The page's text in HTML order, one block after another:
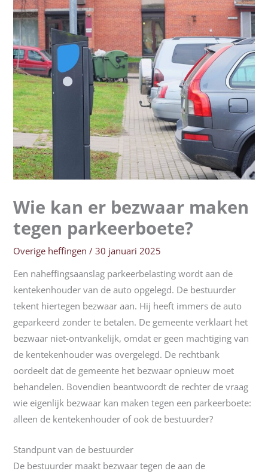
Wie kan er bezwaar maken
tegen parkeerboete?
Overige heffingen /30 januari 2025
Een naheffingsaanslag parkeerbelasting wordt aan de
kentekenhouder van de auto opgelegd. De bestuurder
tekent hiertegen bezwaar aan. Hij heeft immers de auto
geparkeerd zonder te betalen. De gemeente verklaart het
bezwaar niet-ontvankelijk, omdat er geen machtiging van
de kentekenhouder was overgelegd. De rechtbank
oordeelt dat de gemeente het bezwaar opnieuw moet
behandelen. Bovendien beantwoordt de rechter de vraag
wie eigenlijk bezwaar kan maken tegen een parkeerboete:
alleen de kentekenhouder of ook de bestuurder?
Standpunt van de bestuurder
De bestuurder maakt bezwaar tegen de aan de